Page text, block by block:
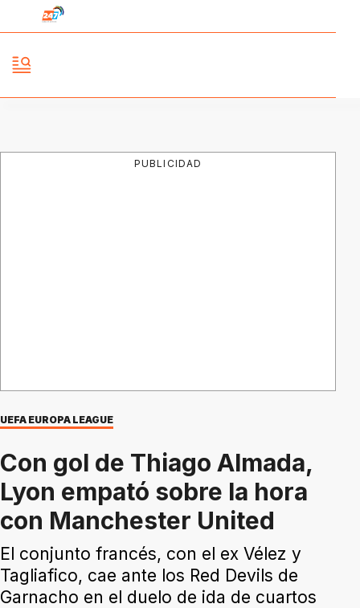
PUBLICIDAD
UEFA EUROPA LEAGUE
Con gol de Thiago Almada,
Lyon empató sobre la hora
con Manchester United
El conjunto francés, con el ex Vélez y
Tagliafico, cae ante los Red Devils de
Garnacho en el duelo de ida de cuartos